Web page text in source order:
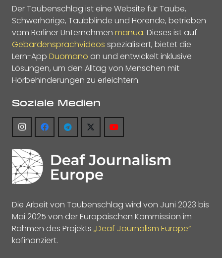
Der Taubenschlag ist eine Website für Taube,
Schwerhörige, Taubblinde und Hörende, betrieben
vom Berliner Unternehmen manua. Dieses ist auf
Gebärdensprachvideos spezialisiert, bietet die
Lern-App Duomano an und entwickelt inklusive
Lösungen, um den Alltag von Menschen mit
Hörbehinderungen zu erleichtern.
Soziale Medien
Die Arbeit von Taubenschlag wird von Juni 2023 bis
Mai 2025 von der Europäischen Kommission im
Rahmen des Projekts „Deaf Journalism Europe“
kofinanziert.